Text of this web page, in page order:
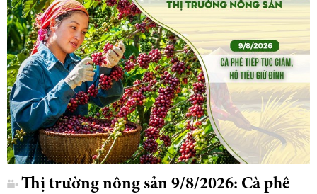
Thị trường nông sản 9/8/2026: Cà phê